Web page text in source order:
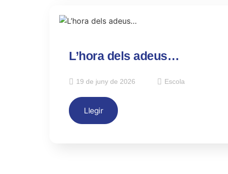
L’hora dels adeus…
19 de juny de 2026 Escola
Llegir